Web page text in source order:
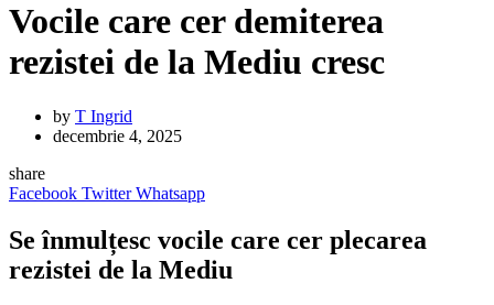
Vocile care cer demiterea
rezistei de la Mediu cresc
by T Ingrid
decembrie 4, 2025
share
Facebook Twitter Whatsapp
Se înmulțesc vocile care cer plecarea
rezistei de la Mediu